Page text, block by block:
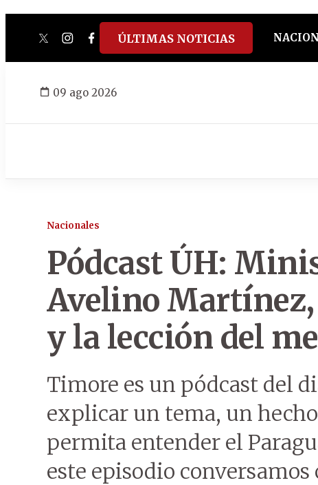
twitterinstagram
facebook
tiktokyoutube
spotify
ÚLTIMAS NOTICIAS
09 ago 2026
Nacionales
Pódcast ÚH:
Avelino Martínez,
y la lección del
Timore es un pódcast del
explicar un tema, un
permita entender el
este episodio